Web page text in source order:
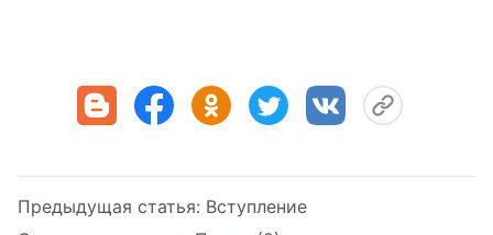
Предыдущая статья: Вступление